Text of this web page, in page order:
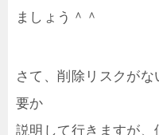
ましょう＾＾
さて、削除リスクが
要か
説明して行きますが